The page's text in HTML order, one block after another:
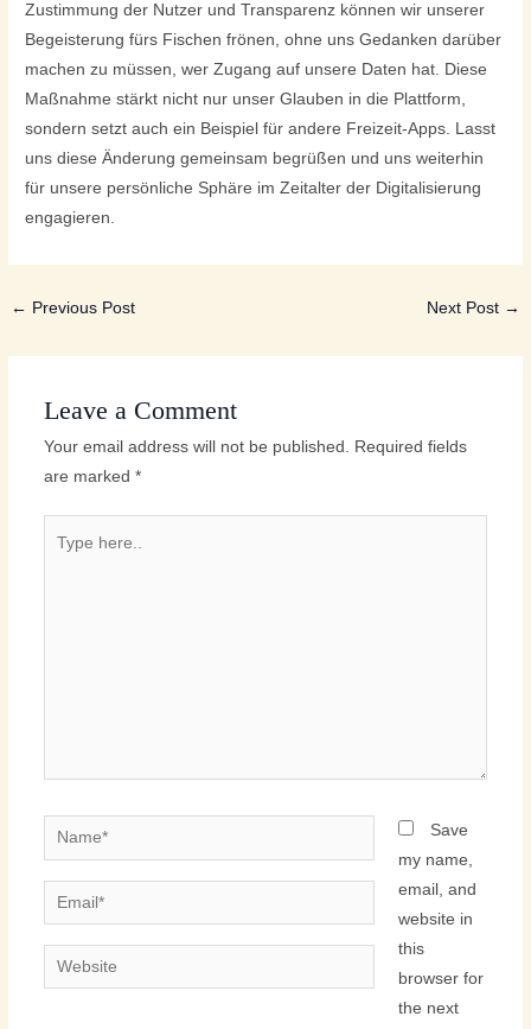
Zustimmung der Nutzer und Transparenz können wir unserer
Begeisterung fürs Fischen frönen, ohne uns Gedanken darüber
machen zu müssen, wer Zugang auf unsere Daten hat. Diese
Maßnahme stärkt nicht nur unser Glauben in die Plattform,
sondern setzt auch ein Beispiel für andere Freizeit-Apps. Lasst
uns diese Änderung gemeinsam begrüßen und uns weiterhin
für unsere persönliche Sphäre im Zeitalter der Digitalisierung
engagieren.
← Previous Post Next Post →
Leave a Comment
Your email address will not be published.
Required fields
are marked *
Name*
Email*
Website
Save
my name,
email, and
website in
this
browser for
the next